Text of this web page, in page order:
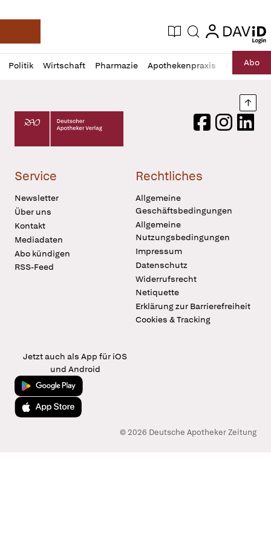
Deutsche Apotheker Zeitung
Aktuelle Ausgabe
Suche login
login
Politik Wirtschaft Pharmazie Apothekenpraxis RechtAbo
Profil
öffnen
Daz
Pur
Deutscher Apotheker Verlag Logo
FacebookInstagram
Service
Newsletter
Über uns
Kontakt
Mediadaten
Abo kündigen
RSS-Feed
Rechtliches
Allgemeine
Geschäftsbedingungen
Allgemeine
Nutzungsbedingungen
Impressum
Datenschutz
Widerrufsrecht
Netiquette
Erklärung zur Barrierefreiheit
Cookies & Tracking
Jetzt auch als App für iOS
und Android
Jetzt bei Google Play
Laden im App Store
© 2026 Deutsche Apotheker Zeitung